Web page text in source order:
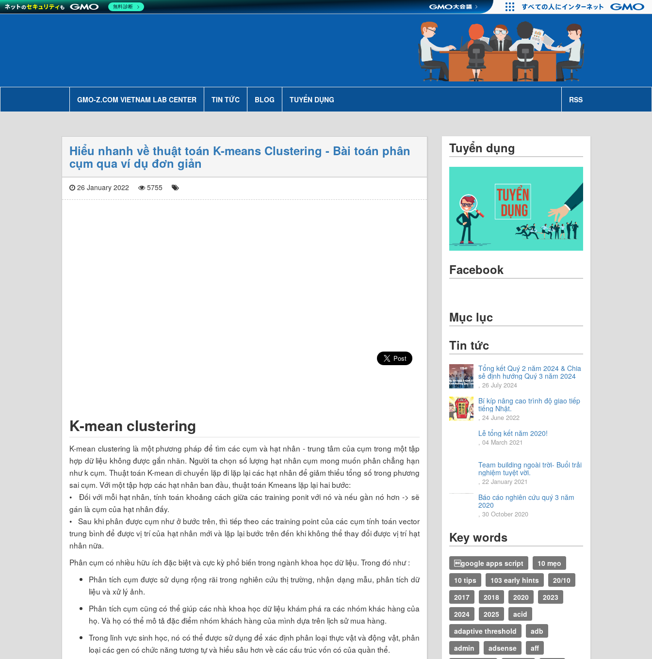
GMO-Z.COM VIETNAM LAB CENTER TIN TỨC BLOG TUYỂN DỤNG RSS
Hiểu nhanh về thuật toán K-means Clustering - Bài toán phân
cụm qua ví dụ đơn giản
26 January 2022 5755
K-mean clustering
K-mean clustering là một phương pháp để tìm các cụm và hạt nhân - trung tâm của cụm trong một tập
hợp dữ liệu không được gắn nhãn. Người ta chọn số lượng hạt nhân cụm mong muốn phân chẳng hạn
như k cụm. Thuật toán K-mean di chuyển lặp đi lặp lại các hạt nhân để giảm thiểu tổng số trong phương
sai cụm. Với một tập hợp các hạt nhân ban đầu, thuật toán Kmeans lặp lại hai bước:
• Đối với mỗi hạt nhân, tính toán khoảng cách giữa các training ponit với nó và nếu gần nó hơn -> sẽ
gán là cụm của hạt nhân đấy.
• Sau khi phân được cụm như ở bước trên, thì tiếp theo các training point của các cụm tính toán vector
trung bình để được vị trí của hạt nhân mới và lặp lại bước trên đến khi không thể thay đổi được vị trí hạt
nhân nữa.
Phân cụm có nhiều hữu ích đặc biệt và cực kỳ phổ biến trong ngành khoa học dữ liệu. Trong đó như :
Phân tích cụm được sử dụng rộng rãi trong nghiên cứu thị trường, nhận dạng mẫu, phân tích dữ
liệu và xử lý ảnh.
Phân tích cụm cũng có thể giúp các nhà khoa học dữ liệu khám phá ra các nhóm khác hàng của
họ. Và họ có thể mô tả đặc điểm nhóm khách hàng của mình dựa trên lịch sử mua hàng.
Trong lĩnh vực sinh học, nó có thể được sử dụng để xác định phân loại thực vật và động vật, phân
loại các gen có chức năng tương tự và hiểu sâu hơn về các cấu trúc vốn có của quần thể.
Tuyển dụng
Facebook
Mục lục
Tin tức
Tổng kết Quý 2 năm 2024 & Chia
sẻ định hướng Quý 3 năm 2024
, 26 July 2024
Bí kíp nâng cao trình độ giao tiếp
tiếng Nhật.
, 24 June 2022
Lễ tổng kết năm 2020!
, 04 March 2021
Team building ngoài trời- Buổi trải
nghiệm tuyệt vời.
, 22 January 2021
Báo cáo nghiên cứu quý 3 năm
2020
, 30 October 2020
Key words
google apps script
10 mẹo
10 tips
103 early hints
20/10
2017
2018 2020
2023
2024
2025
acid
adaptive threshold
adb
admin
adsense
aff
無料診断